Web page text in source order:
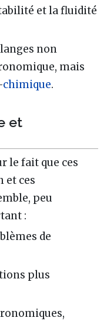
et la fluidité
non
mais
chimique.
et
le fait que ces
et ces
peu
:
de
plus